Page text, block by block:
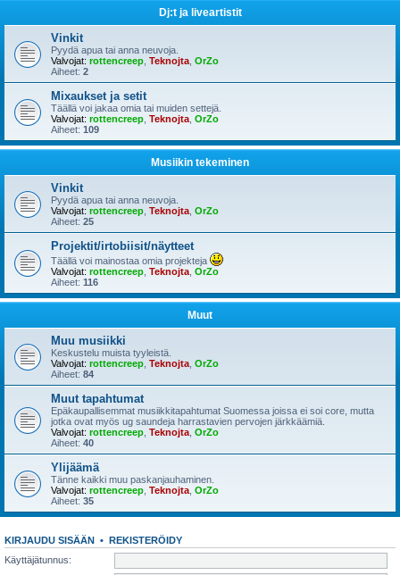
Dj:t ja liveartistit
Vinkit
Pyydä apua tai anna neuvoja.
Valvojat: rottencreep Teknojta OrZo
Aiheet: 2
Mixaukset ja setit
Täällä voi jakaa omia tai muiden settejä.
Valvojat: rottencreep Teknojta OrZo
Aiheet: 109
Musiikin tekeminen
Vinkit
Pyydä apua tai anna neuvoja.
Valvojat: rottencreep Teknojta OrZo
Aiheet: 25
Projektit/irtobiisit/näytteet
Täällä voi mainostaa omia projekteja
Valvojat: rottencreep Teknojta OrZo
Aiheet: 116
Muut
Muu musiikki
Keskustelu muista tyyleistä.
Valvojat: rottencreep Teknojta OrZo
Aiheet: 84
Muut tapahtumat
Epäkaupallisemmat musiikkitapahtumat Suomessa joissa ei soi core, mutta
jotka ovat myös ug saundeja harrastavien pervojen järkkäämiä.
Valvojat: rottencreep Teknojta OrZo
Aiheet: 40
Ylijäämä
Tänne kaikki muu paskanjauhaminen.
Valvojat: rottencreep Teknojta OrZo
Aiheet: 35
KIRJAUDU SISÄÄN • REKISTERÖIDY
Käyttäjätunnus: